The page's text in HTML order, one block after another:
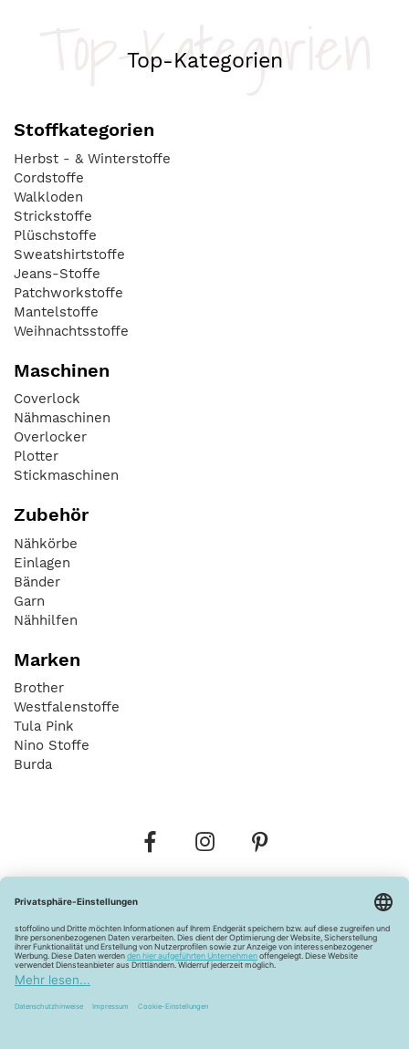
Top-Kategorien
Top-Kategorien
Stoffkategorien
Herbst - & Winterstoffe
Cordstoffe
Walkloden
Strickstoffe
Plüschstoffe
Sweatshirtstoffe
Jeans-Stoffe
Patchworkstoffe
Mantelstoffe
Weihnachtsstoffe
Maschinen
Coverlock
Nähmaschinen
Overlocker
Plotter
Stickmaschinen
Zubehör
Nähkörbe
Einlagen
Bänder
Garn
Nähhilfen
Marken
Brother
Westfalenstoffe
Tula Pink
Nino Stoffe
Burda
Widerrufsbelehrung Vertrag widerrufen
Barrierefreiheitserklärung